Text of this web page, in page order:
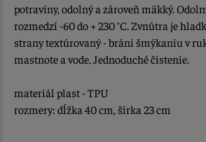
potraviny, odolný a zároveň mäkký.
rozmedzí -60 do + 230 °C. Zvnútra je
strany textúrovaný - bráni šmýkaniu v
mastnote a vode. Jednoduché čistenie.
materiál plast - TPU
rozmery: dĺžka 40 cm, šírka 23 cm